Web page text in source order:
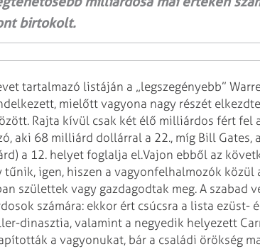
birtokolt.
tartalmazó listáján a „legszegényebb”
mielőtt vagyona nagy részét
Rajta kívül csak két élő milliárdos fért fel
aki 68 milliárd dollárral a 22., míg Bill Gates,
a 12. helyet foglalja el.Vajon ebből az
tűnik, igen, hiszen a vagyonfelhalmozók közül
születtek vagy gazdagodtak meg. A szabad
számára: ekkor ért csúcsra a lista ezüst-
dinasztia, valamint a negyedik helyezett
a vagyonukat, bár a családi örökség